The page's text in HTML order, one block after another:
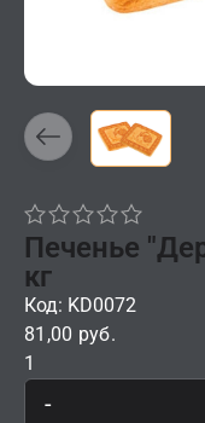
Печенье
кг
Код: KD0072
81,00 руб.
1
-